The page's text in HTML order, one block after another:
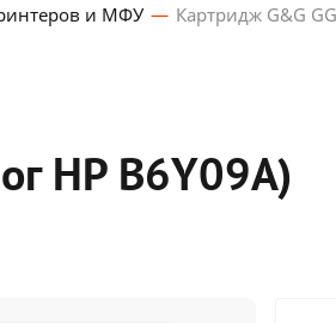
и МФУ Картридж G&G
HP B6Y09A)